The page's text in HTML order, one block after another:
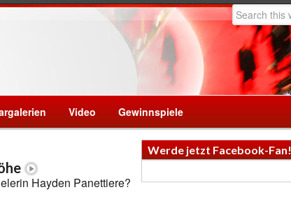
Video Gewinnspiele
Hayden Panettiere?
Werde jetzt Facebook-Fan!